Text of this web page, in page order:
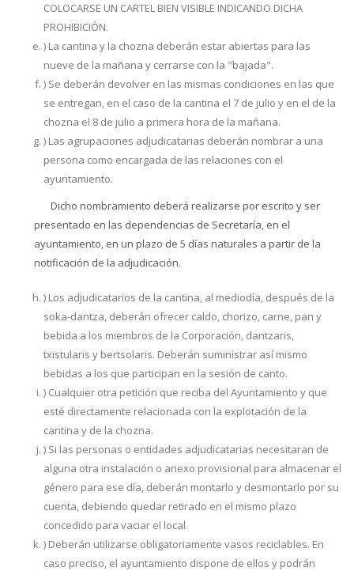
COLOCARSE UN CARTEL BIEN VISIBLE INDICANDO DICHA
PROHIBICIÓN.
) La cantina y la chozna deberán estar abiertas para las
nueve de la mañana y cerrarse con la "bajada".
) Se deberán devolver en las mismas condiciones en las que
se entregan, en el caso de la cantina el 7 de julio y en el de la
chozna el 8 de julio a primera hora de la mañana.
) Las agrupaciones adjudicatarias deberán nombrar a una
persona como encargada de las relaciones con el
ayuntamiento.
Dicho nombramiento deberá realizarse por escrito y ser
presentado en las dependencias de Secretaría, en el
ayuntamiento, en un plazo de 5 días naturales a partir de la
notificación de la adjudicación.
) Los adjudicatarios de la cantina, al mediodía, después de la
soka-dantza, deberán ofrecer caldo, chorizo, carne, pan y
bebida a los miembros de la Corporación, dantzaris,
txistularis y bertsolaris. Deberán suministrar así mismo
bebidas a los que participan en la sesión de canto.
) Cualquier otra petición que reciba del Ayuntamiento y que
esté directamente relacionada con la explotación de la
cantina y de la chozna.
) Si las personas o entidades adjudicatarias necesitaran de
alguna otra instalación o anexo provisional para almacenar el
género para ese día, deberán montarlo y desmontarlo por su
cuenta, debiendo quedar retirado en el mismo plazo
concedido para vaciar el local.
) Deberán utilizarse obligatoriamente vasos reciclables. En
caso preciso, el ayuntamiento dispone de ellos y podrán